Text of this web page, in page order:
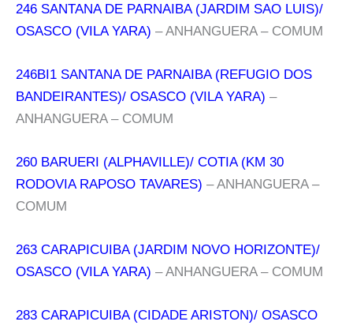
246 SANTANA DE PARNAIBA (JARDIM SAO LUIS)/
OSASCO (VILA YARA) – ANHANGUERA – COMUM
246BI1 SANTANA DE PARNAIBA (REFUGIO DOS
BANDEIRANTES)/ OSASCO (VILA YARA) –
ANHANGUERA – COMUM
260 BARUERI (ALPHAVILLE)/ COTIA (KM 30
RODOVIA RAPOSO TAVARES) – ANHANGUERA –
COMUM
263 CARAPICUIBA (JARDIM NOVO HORIZONTE)/
OSASCO (VILA YARA) – ANHANGUERA – COMUM
283 CARAPICUIBA (CIDADE ARISTON)/ OSASCO